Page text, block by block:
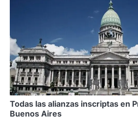
Todas las alianzas inscriptas en
Buenos Aires